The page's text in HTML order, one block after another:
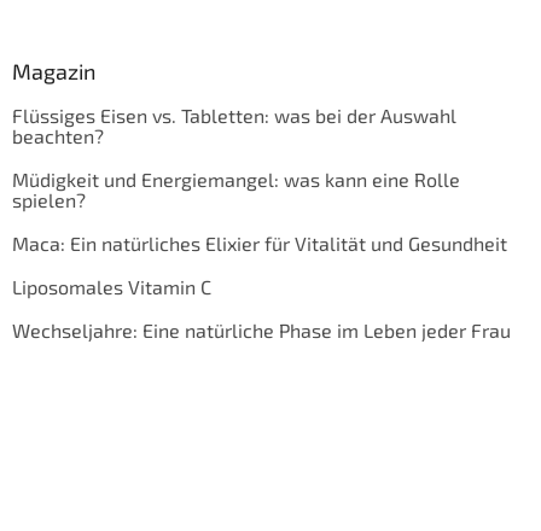
Magazin
Flüssiges Eisen vs. Tabletten: was bei der Auswahl
beachten?
Müdigkeit und Energiemangel: was kann eine Rolle
spielen?
Maca: Ein natürliches Elixier für Vitalität und Gesundheit
Liposomales Vitamin C
Wechseljahre: Eine natürliche Phase im Leben jeder Frau